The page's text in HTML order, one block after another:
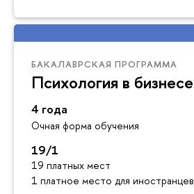
БАКАЛАВРСКАЯ ПРОГРАММА
Психология в бизнесе
4 года
Очная форма обучения
19/1
19 платных мест
1 платное место для иностранцев